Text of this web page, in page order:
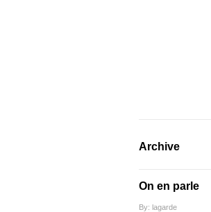
Archive
On en parle
By: lagarde